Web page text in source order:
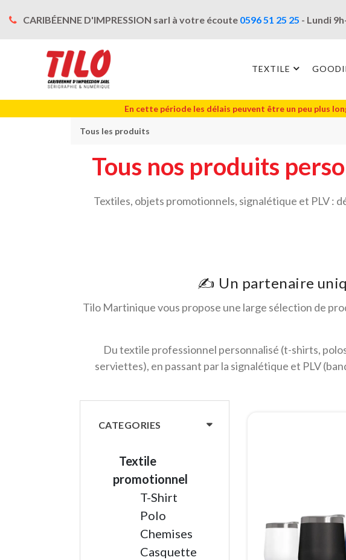
CARIBÉENNE D'IMPRESSION sarl à votre écoute 0596 51 25 25 - Lundi
TEXTILE
En cette période les délais peuvent être un peu plus
Tous les produits
Tous nos produits
Textiles, objets promotionnels, signalétique et PLV :
✍️ Un partenaire
Tilo Martinique vous propose une large sélection de
Du textile professionnel personnalisé (t-shirts,
serviettes), en passant par la signalétique et PLV
CATEGORIES
Textile
promotionnel
T-Shirt
Polo
Chemises
Casquette